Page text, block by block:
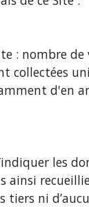
: nombre
collectées
d'en
les
tiers ni